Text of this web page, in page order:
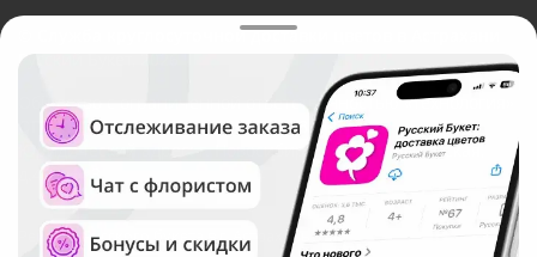
Служба круглосуточной доставки цветов в Астрахани
Русский Букет, 2026
Общество с ограниченной ответственностью «Технология»
ОГРН: 1195476081745, ИНН: 5410081997
Юридический адрес: г. Новосибирск, ул. Ипподромская,
д.42, оф. 3
Рейтинг Русского букета в г. Астрахань